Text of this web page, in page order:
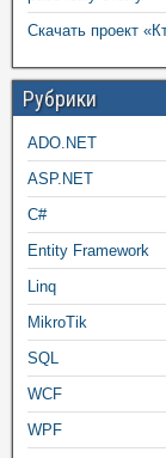
Скачать проект
Рубрики
ADO.NET
ASP.NET
C#
Entity Framework
Linq
MikroTik
SQL
WCF
WPF